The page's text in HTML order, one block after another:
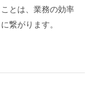
とは、業務の効率
繋がります。